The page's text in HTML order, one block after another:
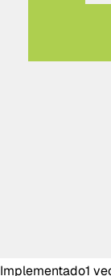
Implementado1